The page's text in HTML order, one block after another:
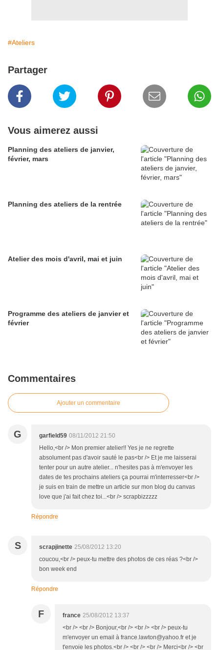
#Ateliers
Partager
Vous aimerez aussi
Planning des ateliers de janvier,
février, mars
Planning des ateliers de la rentrée
Atelier des mois d'avril, mai et juin
Programme des ateliers de janvier et
février
Commentaires
Ajouter un commentaire
G garfield59 08/11/2012 21:50
Hello,<br /> Mon premier atelier!! Yes je ne regrette
absolument pas d'avoir sauté le pas<br /> Et je me laisserai
tenter pour un autre atelier... n'hesites pas à m'envoyer les
dates de tes prochains ateliers ça pourrai m'interresser<br />
je suis en train de mettre un article sur mon blog du canvas
love que j'ai fait chez toi...<br /> scrapbizzzzz
Répondre
S scrapjinette 25/08/2012 13:20
coucou,<br /> peux-tu mettre des photos de ces réas ?<br />
bon week end
Répondre
F france 25/08/2012 13:37
<br /> <br /> Bonjour,<br /> <br /> <br /> peux-tu
m'envoyer un email à france.lawton@yahoo.fr et je
t'envoie les photos.<br /> <br /> <br /> Merci<br /> <br